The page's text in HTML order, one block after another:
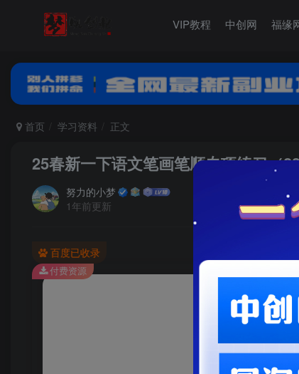
VIP教程 中创网 福缘
首页 学习资料 正文
25春新一下语文笔画笔顺专项练习（
努力的小梦
1年前更新
百度已收录
付费资源